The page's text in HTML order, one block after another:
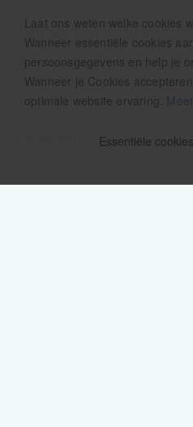
Laat ons weten welke cookies
Wanneer essentiële cookies
persoonsgegevens en help je
Wanneer je Cookies
optimale website ervaring.
Essentiële cookies
Aanmelden
Als eerste op de hoogte zijn